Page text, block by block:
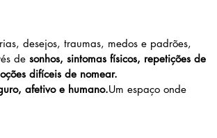
desejos, traumas, medos e padrões,
de sonhos, sintomas físicos, repetições de
difíceis de nomear.
afetivo e humano.Um espaço onde